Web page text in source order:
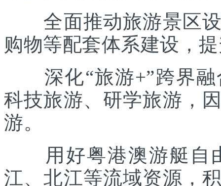
全面推动旅游景区设
购物等配套体系建设，
深化“旅游+”跨界融
科技旅游、研学旅游，
游。
用好粤港澳游艇自
江、北江等流域资源，